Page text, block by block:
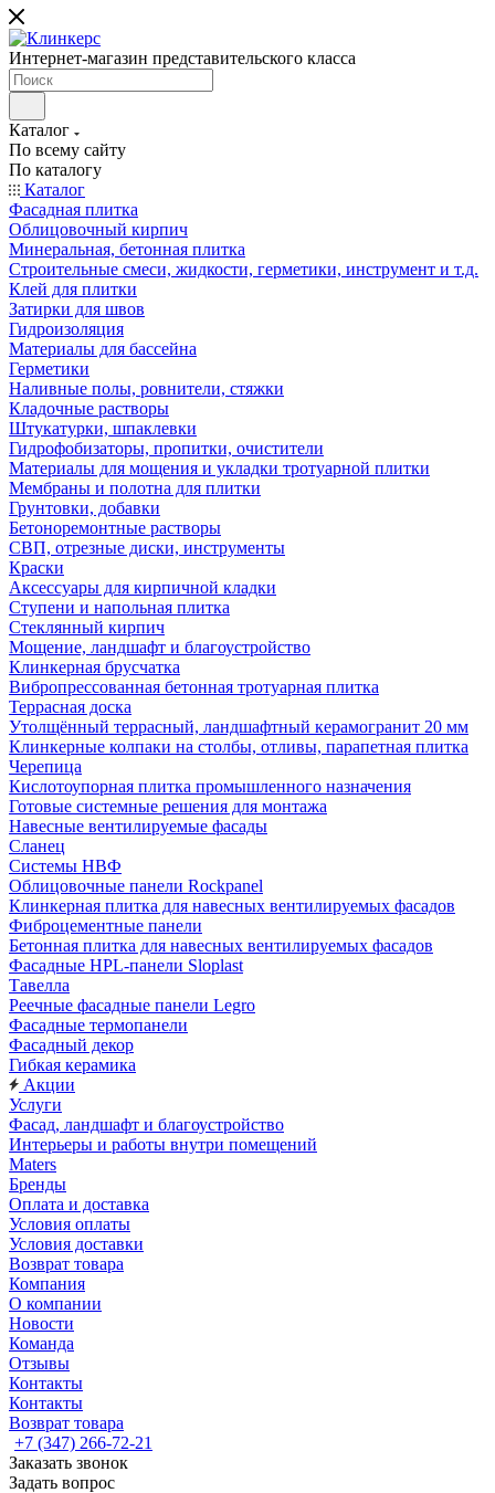
Интернет-магазин представительского класса
Каталог
По всему сайту
По каталогу
Каталог
Фасадная плитка
Облицовочный кирпич
Минеральная, бетонная плитка
Строительные смеси, жидкости, герметики, инструмент и т.д.
Клей для плитки
Затирки для швов
Гидроизоляция
Материалы для бассейна
Герметики
Наливные полы, ровнители, стяжки
Кладочные растворы
Штукатурки, шпаклевки
Гидрофобизаторы, пропитки, очистители
Материалы для мощения и укладки тротуарной плитки
Мембраны и полотна для плитки
Грунтовки, добавки
Бетоноремонтные растворы
СВП, отрезные диски, инструменты
Краски
Аксессуары для кирпичной кладки
Ступени и напольная плитка
Cтеклянный кирпич
Мощение, ландшафт и благоустройство
Клинкерная брусчатка
Вибропрессованная бетонная тротуарная плитка
Террасная доска
Утолщённый террасный, ландшафтный керамогранит 20 мм
Клинкерные колпаки на столбы, отливы, парапетная плитка
Черепица
Кислотоупорная плитка промышленного назначения
Готовые системные решения для монтажа
Навесные вентилируемые фасады
Сланец
Системы НВФ
Облицовочные панели Rockpanel
Клинкерная плитка для навесных вентилируемых фасадов
Фиброцементные панели
Бетонная плитка для навесных вентилируемых фасадов
Фасадные HPL-панели Sloplast
Тавелла
Реечные фасадные панели Legro
Фасадные термопанели
Фасадный декор
Гибкая керамика
Акции
Услуги
Фасад, ландшафт и благоустройство
Интерьеры и работы внутри помещений
Maters
Бренды
Оплата и доставка
Условия оплаты
Условия доставки
Возврат товара
Компания
О компании
Новости
Команда
Отзывы
Контакты
Контакты
Возврат товара
+7 (347) 266-72-21
Заказать звонок
Задать вопрос